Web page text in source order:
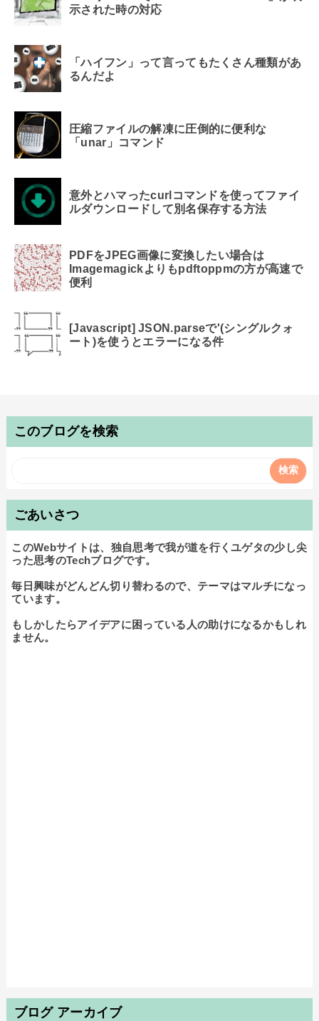
示された時の対応
「ハイフン」って言ってもたくさん種類があ
るんだよ
圧縮ファイルの解凍に圧倒的に便利な
「unar」コマンド
意外とハマったcurlコマンドを使ってファイ
ルダウンロードして別名保存する方法
PDFをJPEG画像に変換したい場合は
Imagemagickよりもpdftoppmの方が高速で
便利
[Javascript] JSON.parseで'(シングルクォ
ート)を使うとエラーになる件
このブログを検索
ごあいさつ
このWebサイトは、独自思考で我が道を行くユゲタの少し尖
った思考のTechブログです。
毎日興味がどんどん切り替わるので、テーマはマルチになっ
ています。
もしかしたらアイデアに困っている人の助けになるかもしれ
ません。
ブログ アーカイブ